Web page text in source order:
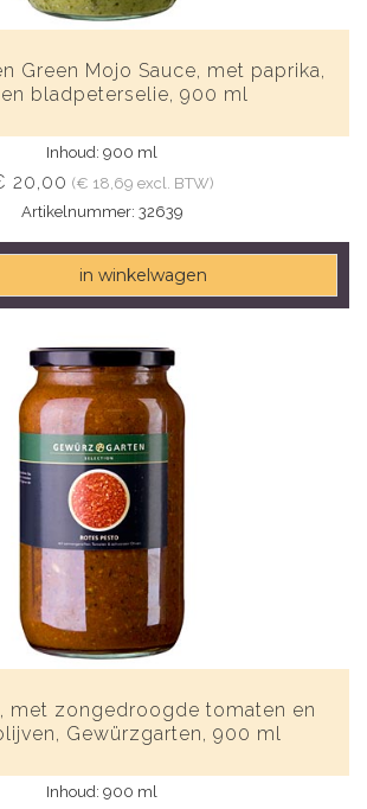
Green Mojo Sauce, met paprika,
bladpeterselie, 900 ml
Inhoud: 900 ml
20,00 (€ 18,69 excl. BTW)
Artikelnummer: 32639
in winkelwagen
met zongedroogde tomaten en
Gewürzgarten, 900 ml
Inhoud: 900 ml